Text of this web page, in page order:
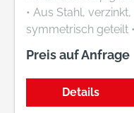
• Aus Stahl, verzinkt,
symmetrisch geteilt •
Mit geteilter Nuss •
Vierkant 9 mm • Maß
LA 60 mm, Maß LI
60 mm • Norm DIN
Preis auf Anfrage
Details